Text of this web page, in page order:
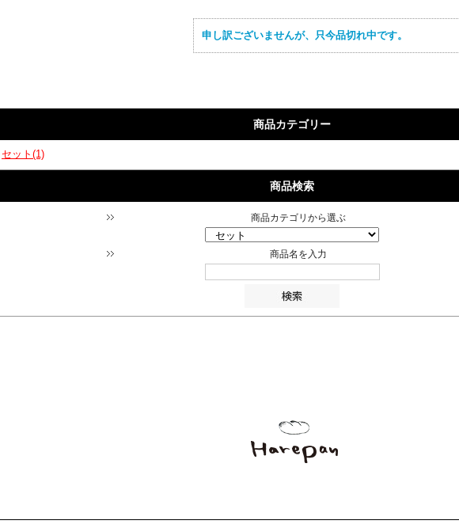
申し訳ございませんが、只今品切れ中です。
商品カテゴリー
セット(1)
商品検索
商品カテゴリから選ぶ
商品名を入力